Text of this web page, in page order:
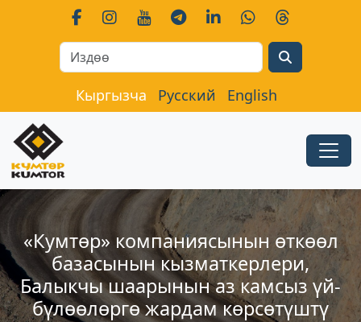
Кыргызча Русский English
«Кумтөр» компаниясынын өткөөл
базасынын кызматкерлери,
Балыкчы шаарынын аз камсыз үй-
бүлөөлөргө жардам көрсөтүштү